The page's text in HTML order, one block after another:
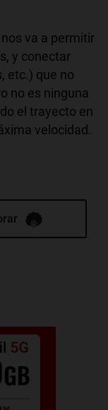
va a permitir
y conectar
etc.) que no
no es ninguna
el trayecto en
velocidad.